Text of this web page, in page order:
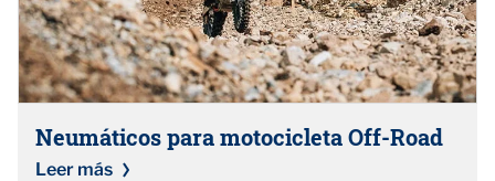
Neumáticos para motocicleta Off-Road
Leer más